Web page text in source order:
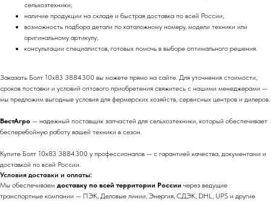
сельхозтехники;
наличие продукции на складе и быстрая доставка по всей России;
возможность подбора детали по каталожному номеру, модели техники или
оригинальному артикулу;
консультации специалистов, готовых помочь в выборе оптимального решения.
Заказать Болт 10х83 3884300 вы можете прямо на сайте. Для уточнения стоимости,
сроков поставки и условий оптового приобретения свяжитесь с нашими менеджерами —
мы предложим выгодные условия для фермерских хозяйств, сервисных центров и дилеров.
ВестАгро — надежный поставщик запчастей для сельхозтехники, который обеспечивает
бесперебойную работу вашей техники в сезон.
Купите Болт 10х83 3884300 у профессионалов — с гарантией качества, документами и
доставкой по всей России.
Условия доставки и оплаты:
Мы обеспечиваем доставку по всей территории России через ведущие
транспортные компании — ПЭК, Деловые линии, Энергия, СДЭК, DHL, UPS и другие